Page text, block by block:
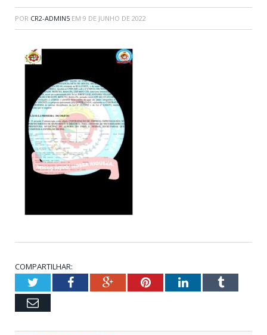
POR CR2-ADMIN5 EM 9 DE JUNHO DE 2022
COMPARTILHAR:
TwitterFacebookGoogle+PinterestLinkedInTumblr
Email